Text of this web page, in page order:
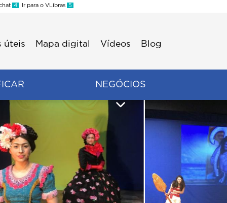
4 Ir para o VLibras 5
úteis Mapa digital Vídeos Blog
NEGÓCIOS